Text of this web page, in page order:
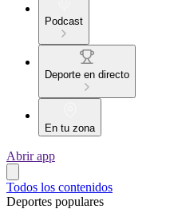
Podcast
Deporte en directo
En tu zona
Abrir app
Todos los contenidos
Deportes populares